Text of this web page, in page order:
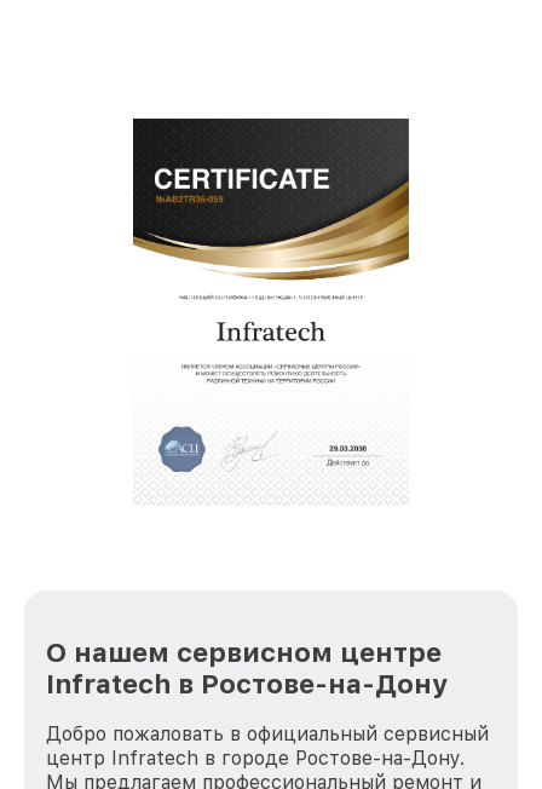
современное оборудование и
лицензированное ПО в ремонтно-
диагностических мастерских;
собственный склад комплектующих, что
позволяет сократить сроки
восстановительных работ;
услуги курьера для владельцев
крупногабаритной техники, которые
обеспечат доставку устройств в сервис в
полной сохранности и бесплатно.
положительные отзывы и обрели отличную
репутацию. Мы постоянно совершенствуемся и
О нашем сервисном центре
Infratech в Ростове-на-Дону
Добро пожаловать в официальный сервисный
центр Infratech в городе Ростове-на-Дону.
Мы предлагаем профессиональный ремонт и